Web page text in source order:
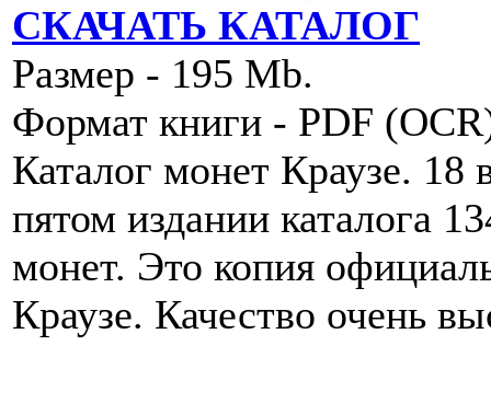
СКАЧАТЬ КАТАЛОГ
Размер - 195 Mb.
Формат книги - PDF
Каталог монет Краузе. 18
пятом издании каталога
монет. Это копия
Краузе. Качество очень